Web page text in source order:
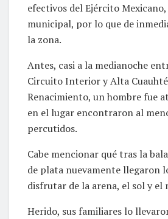
efectivos del Ejército
municipal, por lo que de
la zona.
Antes, casi a la medianoche
Circuito Interior y Alta
Renacimiento, un hombre fue
en el lugar encontraron al
percutidos.
Cabe mencionar qué tras la
de plata nuevamente llegaron
disfrutar de la arena, el sol y el
Herido, sus familiares lo